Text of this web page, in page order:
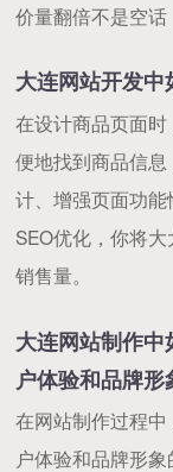
价量翻倍不是空话
大连网站开发
在设计商品页面
便地找到商品信
计、增强页面功
SEO优化，你将
销售量。
大连网站制作
户体验和品牌形
在网站制作过程
户体验和品牌形